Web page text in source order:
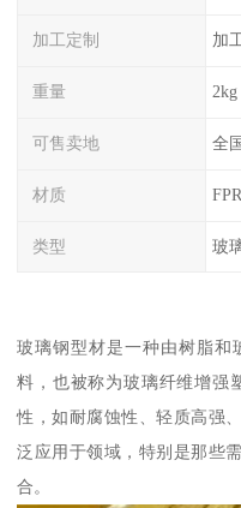
加工定制 加
重量 2kg
可售卖地 全
材质 FPR
类型 玻
玻璃钢型材是一种由树脂和
料，也被称为玻璃纤维增强
性，如耐腐蚀性、轻质高强
泛应用于领域，特别是那些
合。